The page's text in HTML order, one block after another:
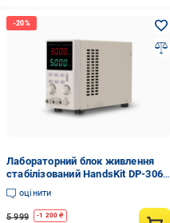
Лабораторний блок живлення
стабілізований HandsKit DP-306S
32 В 5А цифровий Білий (168-31-
36-562)
оцінити
5 999 -1 200 ₴